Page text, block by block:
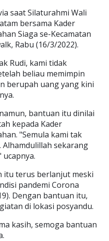
saat Silaturahmi Wali
bersama Kader
Siaga se-Kecamatan
Rabu (16/3/2022).
Rudi, kami tidak
beliau memimpin
berupah uang yang kini
bantuan itu dinilai
kepada Kader
"Semula kami tak
Alhamdulillah sekarang
itu terus berlanjut meski
pandemi Corona
Dengan bantuan itu,
di lokasi posyandu.
kasih, semoga bantuan